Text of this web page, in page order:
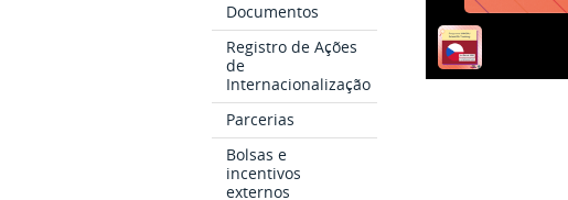
Documentos
Registro de Ações
de
Internacionalização
Parcerias
Bolsas e
incentivos
externos